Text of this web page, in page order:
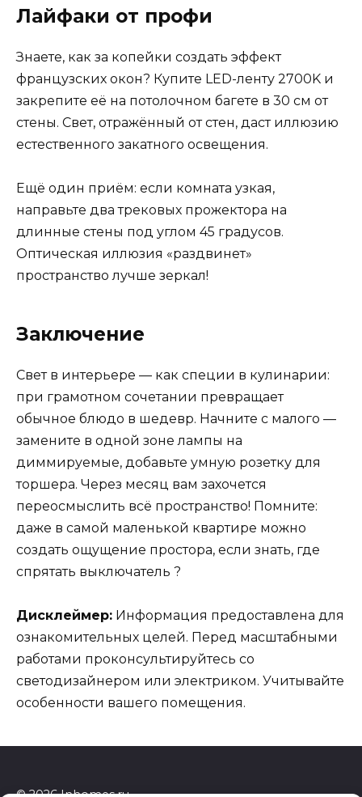
Лайфаки от профи
Знаете, как за копейки создать эффект
французских окон? Купите LED-ленту 2700K и
закрепите её на потолочном багете в 30 см от
стены. Свет, отражённый от стен, даст иллюзию
естественного закатного освещения.
Ещё один приём: если комната узкая,
направьте два трековых прожектора на
длинные стены под углом 45 градусов.
Оптическая иллюзия «раздвинет»
пространство лучше зеркал!
Заключение
Свет в интерьере — как специи в кулинарии:
при грамотном сочетании превращает
обычное блюдо в шедевр. Начните с малого —
замените в одной зоне лампы на
диммируемые, добавьте умную розетку для
торшера. Через месяц вам захочется
переосмыслить всё пространство! Помните:
даже в самой маленькой квартире можно
создать ощущение простора, если знать, где
спрятать выключатель ?
Дисклеймер: Информация предоставлена для
ознакомительных целей. Перед масштабными
работами проконсультируйтесь со
светодизайнером или электриком. Учитывайте
особенности вашего помещения.